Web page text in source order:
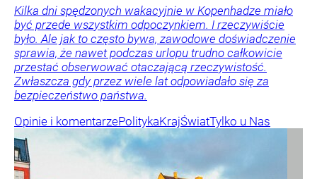
Kilka dni spędzonych wakacyjnie w Kopenhadze miało
być przede wszystkim odpoczynkiem. I rzeczywiście
było. Ale jak to często bywa, zawodowe doświadczenie
sprawia, że nawet podczas urlopu trudno całkowicie
przestać obserwować otaczającą rzeczywistość.
Zwłaszcza gdy przez wiele lat odpowiadało się za
bezpieczeństwo państwa.
Opinie i komentarzePolitykaKrajŚwiatTylko u Nas